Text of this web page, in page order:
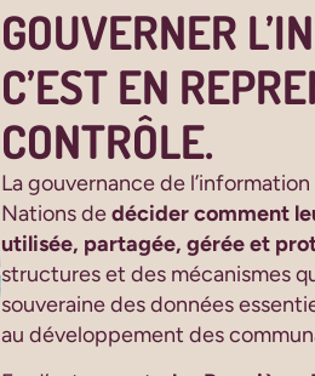
GOUVERNER
C’EST EN
CONTRÔLE.​
La gouvernance de
Nations dedécider comment
utilisée, partagée, gérée et
structures et des mécanismes
souveraine des données
au développement des